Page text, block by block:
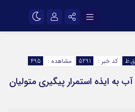
ایتا
اپلیکیشن
کد خبر : 5291 مشاهده : 495
به ایذه استمرار پیگیری متولیان